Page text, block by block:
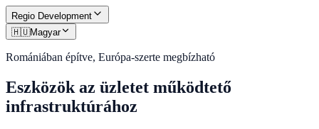
Regio Development
🇭🇺Magyar
Romániában építve, Európa-szerte megbízható
Eszközök az üzletet működtető
infrastruktúrához